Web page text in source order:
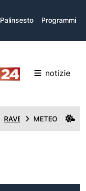
Palinsesto Programmi
notizie
RAVENNA CRONACA
METEO